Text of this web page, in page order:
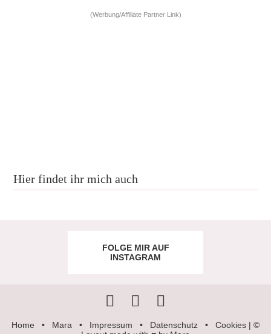
(Werbung/Affiliate Partner Link)
Hier findet ihr mich auch
FOLGE MIR AUF
INSTAGRAM
Home • Mara • Impressum • Datenschutz • Cookies | ©